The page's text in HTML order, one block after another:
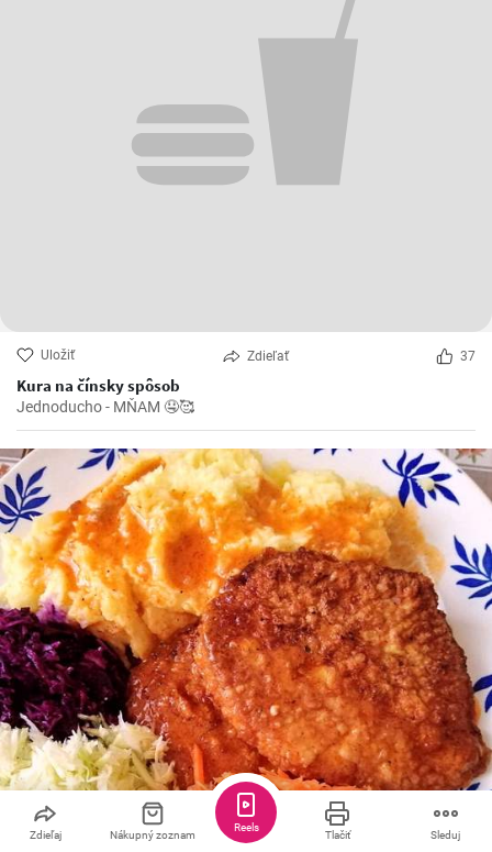
Uložiť Zdieľať 37
Kura na čínsky spôsob
Jednoducho - MŇAM 🤤🥰
Zdieľaj Nákupný zoznam Tlačiť Sleduj
Reels